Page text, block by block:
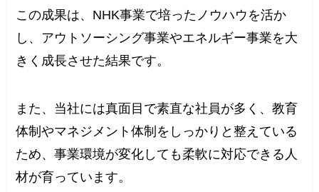
この成果は、NHK事業で培ったノウハウを活か
し、アウトソーシング事業やエネルギー事業を大
きく成長させた結果です。
また、当社には真面目で素直な社員が多く、教育
体制やマネジメント体制をしっかりと整えている
ため、事業環境が変化しても柔軟に対応できる人
材が育っています。